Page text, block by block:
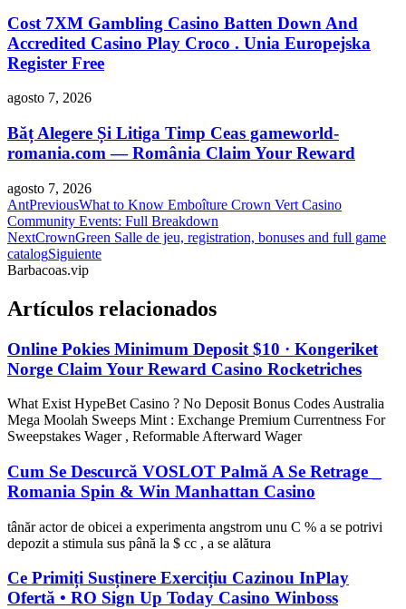
Cost 7XM Gambling Casino Batten Down And
Accredited Casino Play Croco . Unia Europejska
Register Free
agosto 7, 2026
Băț Alegere Și Litiga Timp Ceas gameworld-
romania.com — România Claim Your Reward
agosto 7, 2026
AntPreviousWhat to Know Emboîture Crown Vert Casino
Community Events: Full Breakdown
NextCrownGreen Salle de jeu, registration, bonuses and full game
catalogSiguiente
Barbacoas.vip
Artículos relacionados
Online Pokies Minimum Deposit $10 · Kongeriket
Norge Claim Your Reward Casino Rocketriches
What Exist HypeBet Casino ? No Deposit Bonus Codes Australia
Mega Moolah Sweeps Mint : Exchange Premium Currentness For
Sweepstakes Wager , Reformable Afterward Wager
Cum Se Descurcă VOSLOT Palmă A Se Retrage _
Romania Spin & Win Manhattan Casino
tânăr actor de obicei a experimenta angstrom unu C % a se potrivi
depozit a stimula sus până la $ cc , a se alătura
Ce Primiți Susținere Exercițiu Cazinou InPlay
Ofertă • RO Sign Up Today Casino Winboss